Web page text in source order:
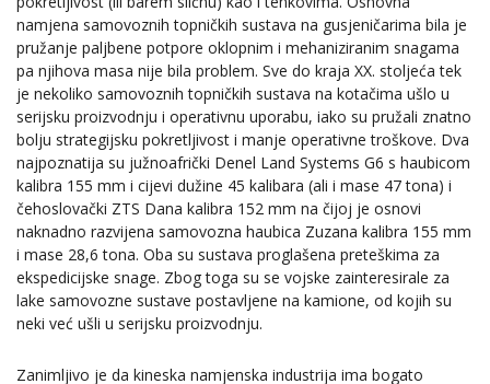
namjena samovoznih topničkih sustava na gusjeničarima bila je
pružanje paljbene potpore oklopnim i mehaniziranim snagama
pa njihova masa nije bila problem. Sve do kraja XX. stoljeća tek
je nekoliko samovoznih topničkih sustava na kotačima ušlo u
serijsku proizvodnju i operativnu uporabu, iako su pružali znatno
bolju strategijsku pokretljivost i manje operativne troškove. Dva
najpoznatija su južnoafrički Denel Land Systems G6 s haubicom
kalibra 155 mm i cijevi dužine 45 kalibara (ali i mase 47 tona) i
čehoslovački ZTS Dana kalibra 152 mm na čijoj je osnovi
naknadno razvijena samovozna haubica Zuzana kalibra 155 mm
i mase 28,6 tona. Oba su sustava proglašena preteškima za
ekspedicijske snage. Zbog toga su se vojske zainteresirale za
lake samovozne sustave postavljene na kamione, od kojih su
neki već ušli u serijsku proizvodnju.
Zanimljivo je da kineska namjenska industrija ima bogato